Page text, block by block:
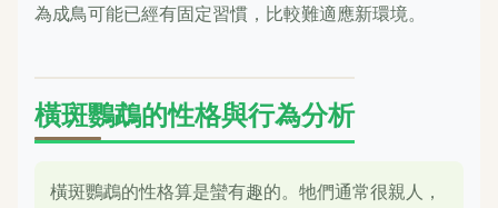
為成鳥可能已經有固定習慣，比較難適應新環境。
橫斑鸚鵡的性格與行為分析
橫斑鸚鵡的性格算是蠻有趣的。牠們通常很親人，